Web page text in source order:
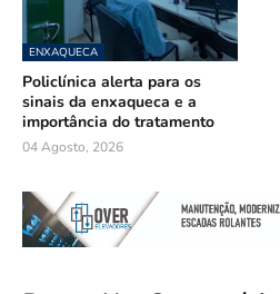
ENXAQUECA
Policlínica alerta para os
sinais da enxaqueca e a
importância do tratamento
04 Agosto, 2026